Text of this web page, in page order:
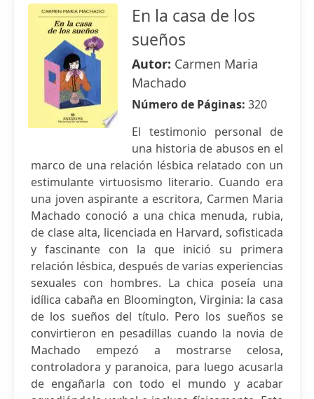
En la casa de los
sueños
Autor: Carmen Maria
Machado
Número de Páginas: 320
El testimonio personal de
una historia de abusos en el
marco de una relación lésbica relatado con un
estimulante virtuosismo literario. Cuando era
una joven aspirante a escritora, Carmen Maria
Machado conoció a una chica menuda, rubia,
de clase alta, licenciada en Harvard, sofisticada
y fascinante con la que inició su primera
relación lésbica, después de varias experiencias
sexuales con hombres. La chica poseía una
idílica cabaña en Bloomington, Virginia: la casa
de los sueños del título. Pero los sueños se
convirtieron en pesadillas cuando la novia de
Machado empezó a mostrarse celosa,
controladora y paranoica, para luego acusarla
de engañarla con todo el mundo y acabar